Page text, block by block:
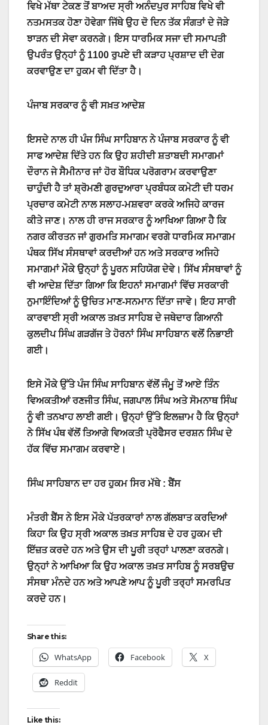
ਵਿਖੇ ਮੱਥਾ ਟੇਕਣ ਤੋਂ ਬਾਅਦ ਸ੍ਰੀ ਅਨੰਦਪੁਰ ਸਾਹਿਬ ਵਿਖੇ ਵੀ
ਨਤਮਸਤਕ ਹੋਣਾ ਹੋਵੇਗਾ ਜਿੱਥੇ ਉਹ ਦੋ ਦਿਨ ਤੱਕ ਸੰਗਤਾਂ ਦੇ ਜੋੜੇ
ਝਾੜਨ ਦੀ ਸੇਵਾ ਕਰਨਗੇ। ਇਸ ਧਾਰਮਿਕ ਸਜਾ ਦੀ ਸਮਾਪਤੀ
ਉਪਰੰਤ ਉਨ੍ਹਾਂ ਨੂੰ 1100 ਰੁਪਏ ਦੀ ਕੜਾਹ ਪ੍ਰਸ਼ਾਦ ਦੀ ਦੇਗ
ਕਰਵਾਉਣ ਦਾ ਹੁਕਮ ਵੀ ਦਿੱਤਾ ਹੈ।
ਪੰਜਾਬ ਸਰਕਾਰ ਨੂੰ ਵੀ ਸਖ਼ਤ ਆਦੇਸ਼
ਇਸਦੇ ਨਾਲ ਹੀ ਪੰਜ ਸਿੰਘ ਸਾਹਿਬਾਨ ਨੇ ਪੰਜਾਬ ਸਰਕਾਰ ਨੂੰ ਵੀ
ਸਾਫ ਆਦੇਸ਼ ਦਿੱਤੇ ਹਨ ਕਿ ਉਹ ਸ਼ਹੀਦੀ ਸ਼ਤਾਬਦੀ ਸਮਾਗਮਾਂ
ਦੌਰਾਨ ਜੇ ਸੈਮੀਨਾਰ ਜਾਂ ਹੋਰ ਬੌਧਿਕ ਪਰੋਗਰਾਮ ਕਰਵਾਉਣਾ
ਚਾਹੁੰਦੀ ਹੈ ਤਾਂ ਸ਼੍ਰੋਮਣੀ ਗੁਰਦੁਆਰਾ ਪ੍ਰਬੰਧਕ ਕਮੇਟੀ ਦੀ ਧਰਮ
ਪ੍ਰਚਾਰ ਕਮੇਟੀ ਨਾਲ ਸਲਾਹ-ਮਸ਼ਵਰਾ ਕਰਕੇ ਅਜਿਹੇ ਕਾਰਜ
ਕੀਤੇ ਜਾਣ। ਨਾਲ ਹੀ ਰਾਜ ਸਰਕਾਰ ਨੂੰ ਆਖਿਆ ਗਿਆ ਹੈ ਕਿ
ਨਗਰ ਕੀਰਤਨ ਜਾਂ ਗੁਰਮਤਿ ਸਮਾਗਮ ਵਰਗੇ ਧਾਰਮਿਕ ਸਮਾਗਮ
ਪੰਥਕ ਸਿੱਖ ਸੰਸਥਾਵਾਂ ਕਰਦੀਆਂ ਹਨ ਅਤੇ ਸਰਕਾਰ ਅਜਿਹੇ
ਸਮਾਗਮਾਂ ਮੌਕੇ ਉਨ੍ਹਾਂ ਨੂੰ ਪੂਰਨ ਸਹਿਯੋਗ ਦੇਵੇ। ਸਿੱਖ ਸੰਸਥਾਵਾਂ ਨੂੰ
ਵੀ ਆਦੇਸ਼ ਦਿੱਤਾ ਗਿਆ ਕਿ ਇਹਨਾਂ ਸਮਾਗਮਾਂ ਵਿੱਚ ਸਰਕਾਰੀ
ਨੁਮਾਇੰਦਿਆਂ ਨੂੰ ਉਚਿਤ ਮਾਣ-ਸਨਮਾਨ ਦਿੱਤਾ ਜਾਵੇ। ਇਹ ਸਾਰੀ
ਕਾਰਵਾਈ ਸ੍ਰੀ ਅਕਾਲ ਤਖ਼ਤ ਸਾਹਿਬ ਦੇ ਜਥੇਦਾਰ ਗਿਆਨੀ
ਕੁਲਦੀਪ ਸਿੰਘ ਗੜਗੱਜ ਤੇ ਹੋਰਨਾਂ ਸਿੰਘ ਸਾਹਿਬਾਨ ਵਲੋਂ ਨਿਭਾਈ
ਗਈ।
ਇਸੇ ਮੌਕੇ ਉੱਤੇ ਪੰਜ ਸਿੰਘ ਸਾਹਿਬਾਨ ਵੱਲੋਂ ਜੰਮੂ ਤੋਂ ਆਏ ਤਿੰਨ
ਵਿਅਕਤੀਆਂ ਰਣਜੀਤ ਸਿੰਘ, ਜਗਪਾਲ ਸਿੰਘ ਅਤੇ ਸੋਮਨਾਥ ਸਿੰਘ
ਨੂੰ ਵੀ ਤਨਖਾਹ ਲਾਈ ਗਈ। ਉਨ੍ਹਾਂ ਉੱਤੇ ਇਲਜ਼ਾਮ ਹੈ ਕਿ ਉਨ੍ਹਾਂ
ਨੇ ਸਿੱਖ ਪੰਥ ਵੱਲੋਂ ਤਿਆਗੇ ਵਿਅਕਤੀ ਪ੍ਰੋਫੈਸਰ ਦਰਸ਼ਨ ਸਿੰਘ ਦੇ
ਹੱਕ ਵਿੱਚ ਸਮਾਗਮ ਕਰਵਾਏ।
ਸਿੰਘ ਸਾਹਿਬਾਨ ਦਾ ਹਰ ਹੁਕਮ ਸਿਰ ਮੱਥੇ : ਬੈਂਸ
ਮੰਤਰੀ ਬੈਂਸ ਨੇ ਇਸ ਮੌਕੇ ਪੱਤਰਕਾਰਾਂ ਨਾਲ ਗੱਲਬਾਤ ਕਰਦਿਆਂ
ਕਿਹਾ ਕਿ ਉਹ ਸ੍ਰੀ ਅਕਾਲ ਤਖ਼ਤ ਸਾਹਿਬ ਦੇ ਹਰ ਹੁਕਮ ਦੀ
ਇੱਜ਼ਤ ਕਰਦੇ ਹਨ ਅਤੇ ਉਸ ਦੀ ਪੂਰੀ ਤਰ੍ਹਾਂ ਪਾਲਣਾ ਕਰਨਗੇ।
ਉਨ੍ਹਾਂ ਨੇ ਆਖਿਆ ਕਿ ਉਹ ਅਕਾਲ ਤਖ਼ਤ ਸਾਹਿਬ ਨੂੰ ਸਰਬਉਚ
ਸੰਸਥਾ ਮੰਨਦੇ ਹਨ ਅਤੇ ਆਪਣੇ ਆਪ ਨੂੰ ਪੂਰੀ ਤਰ੍ਹਾਂ ਸਮਰਪਿਤ
ਕਰਦੇ ਹਨ।
Share this:
WhatsApp Facebook X
Reddit
Like this: